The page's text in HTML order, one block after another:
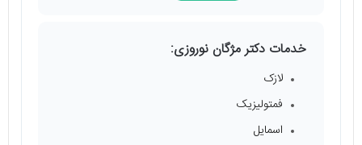
خدمات دکتر مژگان نوروزی:
لازک
فمتولیزیک
اسمایل